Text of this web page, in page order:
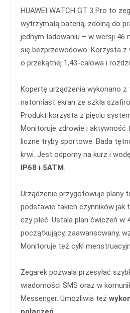
HUAWEI WATCH GT 3 Pro to
wytrzymałą baterią, zdolną do
jednym ładowaniu – w wersji 46
się bezprzewodowo. Korzysta z
o przekątnej 1,43-calowa i
Kopertę urządzenia wykonano z
natomiast ekran ze szkła
Produkt korzysta z pięciu
Monitoruje zdrowie i aktywność
liczne tryby sportowe. Bada
krwi. Jest odporny na kurz i
IP68 i 5ATM
Urządzenie przygotowuje plany
podstawie takich czynników jak
czy płeć. Ustala plan ćwiczeń w
początkujący, zaawansowany,
Monitoruje też cykl
Zegarek pozwala przesyłać
wiadomości SMS oraz w
Messenger. Umożliwia też